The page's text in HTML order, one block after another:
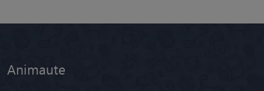
Animaute